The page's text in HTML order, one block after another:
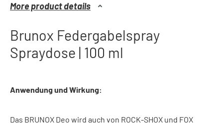
More product details
Brunox Federgabelspray
Spraydose | 100 ml
Anwendung und Wirkung:
Das BRUNOX Deo wird auch von ROCK-SHOX und FOX